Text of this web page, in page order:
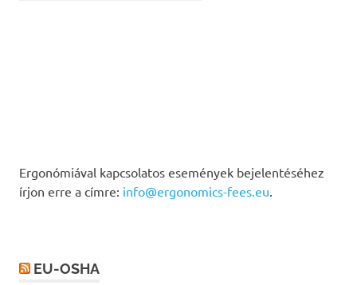
Ergonómiával kapcsolatos események bejelentéséhez
írjon erre a címre: info@ergonomics-fees.eu
EU-OSHA